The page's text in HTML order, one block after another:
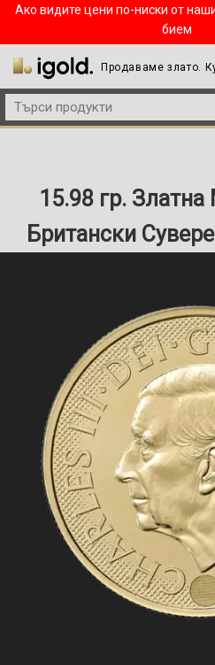
Ако видите цени по-ниски от
бием
Продаваме злато.
15.98 гр.
Британски